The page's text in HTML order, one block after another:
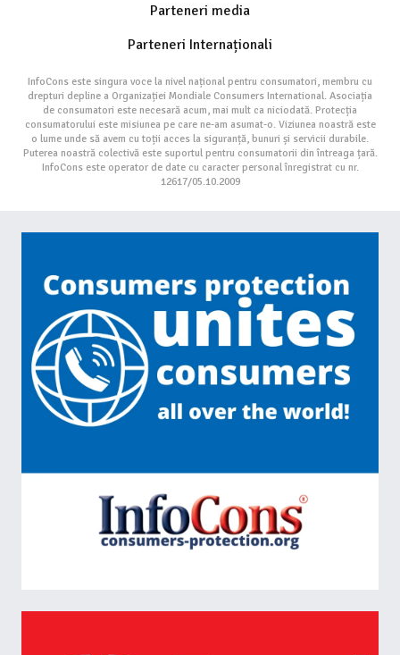
Parteneri media
Parteneri Internaționali
InfoCons este singura voce la nivel național pentru consumatori, membru cu
drepturi depline a Organizației Mondiale Consumers International. Asociația
de consumatori este necesară acum, mai mult ca niciodată. Protecția
consumatorului este misiunea pe care ne-am asumat-o. Viziunea noastră este
o lume unde să avem cu toții acces la siguranță, bunuri și servicii durabile.
Puterea noastră colectivă este suportul pentru consumatorii din întreaga țară.
InfoCons este operator de date cu caracter personal înregistrat cu nr.
12617/05.10.2009